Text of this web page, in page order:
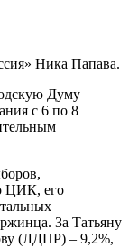
Ника Папава.
Думу
с 6 по 8
ЦИК, его
За Татьяну
(ЛДПР) – 9,2%,